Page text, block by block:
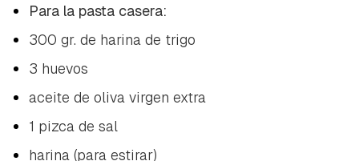
Para la pasta casera:
300 gr. de harina de trigo
3 huevos
aceite de oliva virgen extra
1 pizca de sal
harina (para estirar)